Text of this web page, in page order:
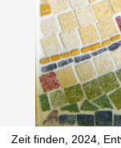
Zeit finden, 2024,